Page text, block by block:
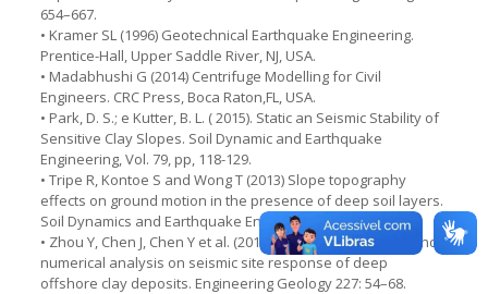
654–667.
• Kramer SL (1996) Geotechnical Earthquake Engineering.
Prentice-Hall, Upper Saddle River, NJ, USA.
• Madabhushi G (2014) Centrifuge Modelling for Civil
Engineers. CRC Press, Boca Raton,FL, USA.
• Park, D. S.; e Kutter, B. L. ( 2015). Static an Seismic Stability of
Sensitive Clay Slopes. Soil Dynamic and Earthquake
Engineering, Vol. 79, pp, 118-129.
• Tripe R, Kontoe S and Wong T (2013) Slope topography
effects on ground motion in the presence of deep soil layers.
Soil Dynamics and Earthquake Engineering 50: 72–84.
• Zhou Y, Chen J, Chen Y et al. (2017) Centrifuge modeling and
numerical analysis on seismic site response of deep
offshore clay deposits. Engineering Geology 227: 54–68.